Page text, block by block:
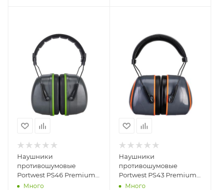
Наушники
противошумовые
Portwest PS46 Premium
(SNR 34 дБ)
Много
Наушники
противошумовые
Portwest PS43 Premium
(SNR 36 дБ)
Много